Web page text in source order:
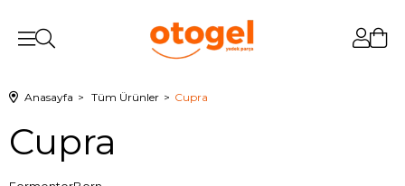
Anasayfa Tüm Ürünler Cupra
Cupra